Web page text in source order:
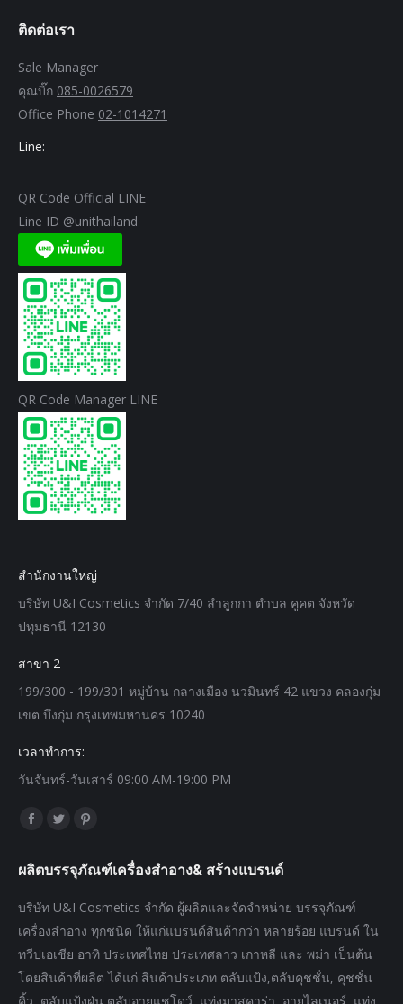
ติดต่อเรา
Sale Manager
คุณบิ๊ก 085-0026579
Office Phone 02-1014271
Line:
QR Code Official LINE
Line ID @unithailand
QR Code Manager LINE
สำนักงานใหญ่
บริษัท U&I Cosmetics จำกัด 7/40 ลำลูกกา ตำบล คูคต จังหวัด
ปทุมธานี 12130
สาขา 2
199/300 - 199/301 หมู่บ้าน กลางเมือง นวมินทร์ 42 แขวง คลองกุ่ม
เขต บึงกุ่ม กรุงเทพมหานคร 10240
เวลาทำการ:
วันจันทร์-วันเสาร์ 09:00 AM-19:00 PM
Find us on:
Facebook
opens
in
new
window
Twitter
opens
new
window
Pinterest
opens
window
ผลิตบรรจุภัณฑ์เครื่องสำอาง& สร้างแบรนด์
บริษัท U&I Cosmetics จำกัด ผู้ผลิตและจัดจำหน่าย บรรจุภัณฑ์
เครื่องสำอาง ทุกชนิด ให้แก่แบรนด์สินค้ากว่า หลายร้อย แบรนด์ ใน
ทวีปเอเชีย อาทิ ประเทศไทย ประเทศลาว เกาหลี และ พม่า เป็นต้น
โดยสินค้าที่ผลิต ได้แก่ สินค้าประเภท ตลับแป้ง,ตลับคุชชั่น, คุชชั่น